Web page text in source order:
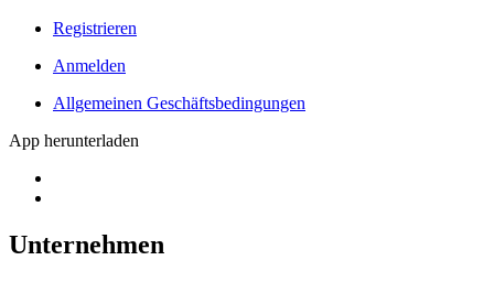
Registrieren
Anmelden
Allgemeinen Geschäftsbedingungen
App herunterladen
Unternehmen